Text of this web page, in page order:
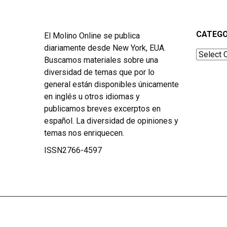
El Molino Online se publica
diariamente desde New York, EUA.
Buscamos materiales sobre una
diversidad de temas que por lo
general están disponibles únicamente
en inglés u otros idiomas y
publicamos breves excerptos en
español. La diversidad de opiniones y
temas nos enriquecen.
ISSN2766-4597